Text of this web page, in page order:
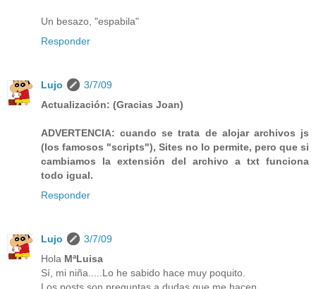
Un besazo, "espabila"
Responder
Lujo
3/7/09
Actualización: (Gracias Joan)
ADVERTENCIA: cuando se trata de alojar archivos js
(los famosos "scripts"), Sites no lo permite, pero que si
cambiamos la extensión del archivo a txt funciona
todo igual.
Responder
Lujo
3/7/09
Hola MªLuisa
Sí, mi niña.....Lo he sabido hace muy poquito.